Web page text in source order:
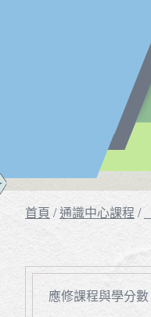
首頁 /通識中心課程 /
應修課程與學分數